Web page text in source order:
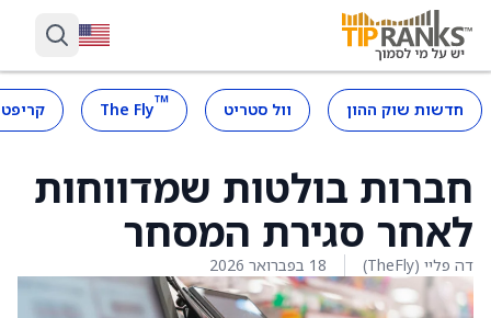
חדשות שוק ההון וול סטריט ™
The Fly
חברות בולטות שמדווחות
לאחר סגירת המסחר
דה פליי (TheFly) 18 בפברואר 2026